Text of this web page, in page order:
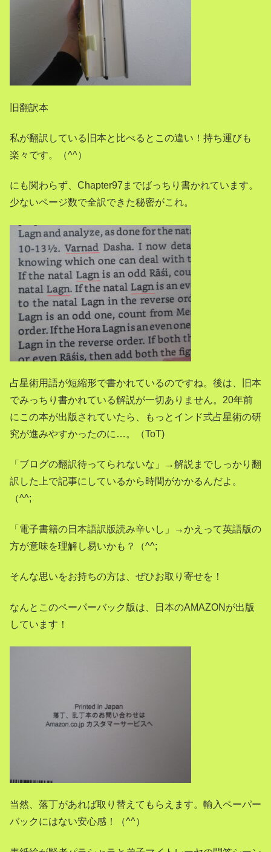
旧翻訳本
私が翻訳している旧本と比べるとこの違い！持ち運びも
楽々です。（^^）
にも関わらず、Chapter97までばっちり書かれています。
少ないページ数で全訳できた秘密がこれ。
占星術用語が短縮形で書かれているのですね。後は、旧本
でみっちり書かれている解説が一切ありません。20年前
にこの本が出版されていたら、もっとインド式占星術の研
究が進みやすかったのに…。（ToT)
「ブログの翻訳待ってられないな」→解説までしっかり翻
訳した上で記事にしているから時間がかかるんだよ。
（^^;
「電子書籍の日本語訳版読み辛いし」→かえって英語版の
方が意味を理解し易いかも？（^^;
そんな思いをお持ちの方は、ぜひお取り寄せを！
なんとこのペーパーバック版は、日本のAMAZONが出版
しています！
当然、落丁があれば取り替えてもらえます。輸入ペーパー
バックにはない安心感！（^^）